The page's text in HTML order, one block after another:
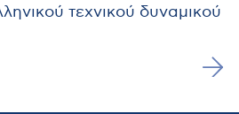
τεχνικού δυναμικού